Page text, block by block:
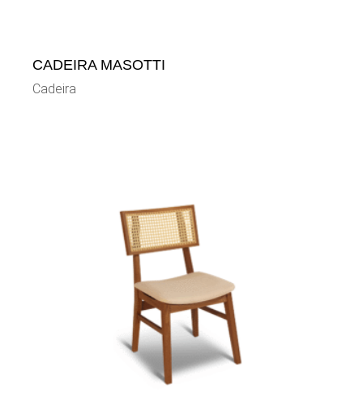
CADEIRA MASOTTI
Cadeira